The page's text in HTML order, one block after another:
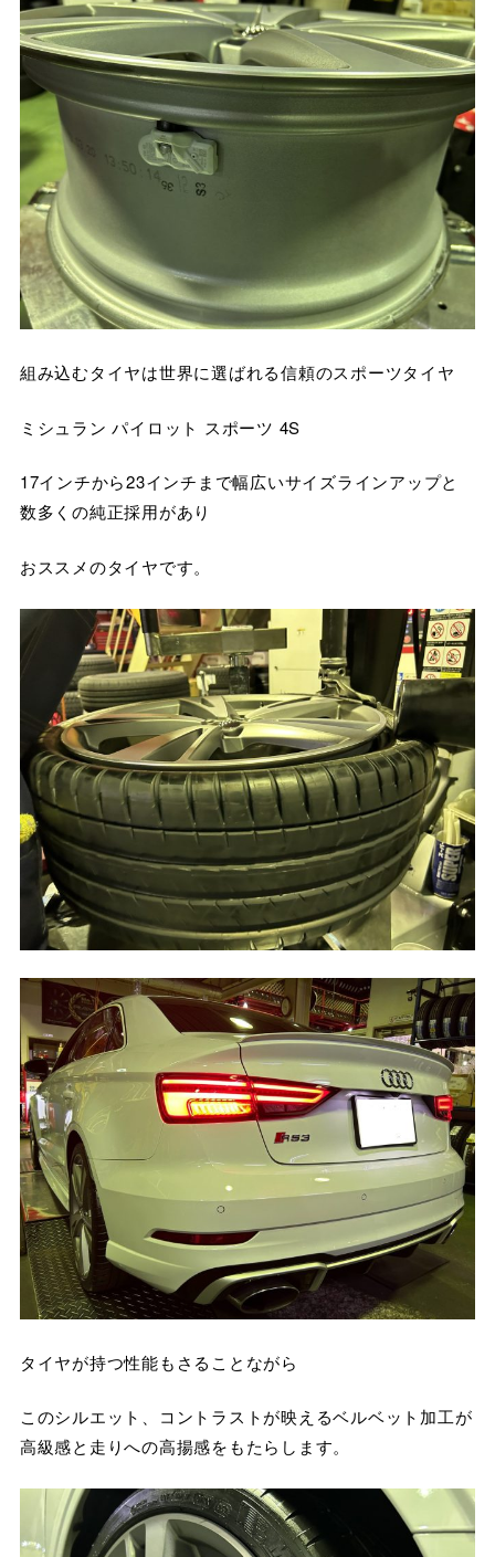
組み込むタイヤは世界に選ばれる信頼のスポーツタイヤ
ミシュラン パイロット スポーツ 4S
17インチから23インチまで幅広いサイズラインアップと
数多くの純正採用があり
おススメのタイヤです。
タイヤが持つ性能もさることながら
このシルエット、コントラストが映えるベルベット加工が
高級感と走りへの高揚感をもたらします。